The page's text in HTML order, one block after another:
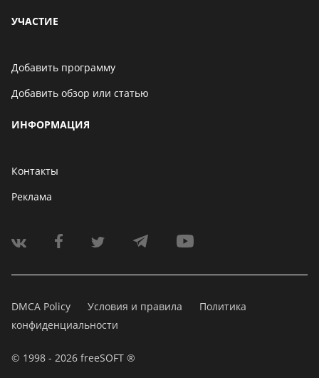
УЧАСТИЕ
Добавить программу
Добавить обзор или статью
ИНФОРМАЦИЯ
Контакты
Реклама
DMCA Policy Условия и правила
Политика
конфиденциальности
© 1998 - 2026 freeSOFT ®